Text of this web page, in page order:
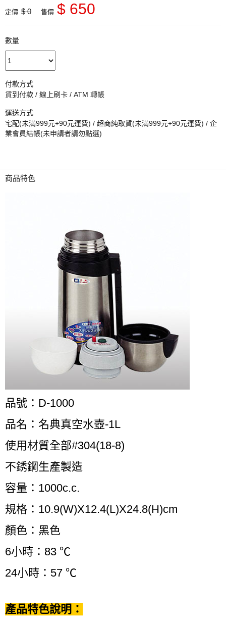
定價 $ 0 售價 $ 650
數量
付款方式
貨到付款 / 線上刷卡 / ATM 轉帳
運送方式
宅配(未滿999元+90元運費) / 超商純取貨(未滿999元+90元運費) / 企
業會員結帳(未申請者請勿點選)
商品特色
品號：D-1000
品名：名典真空水壺-1L
使用材質全部#304(18-8)
不銹鋼生產製造
容量：1000c.c.
規格：10.9(W)X12.4(L)X24.8(H)cm
顏色：黑色
6小時：83 ℃
24小時：57 ℃
產品特色說明：